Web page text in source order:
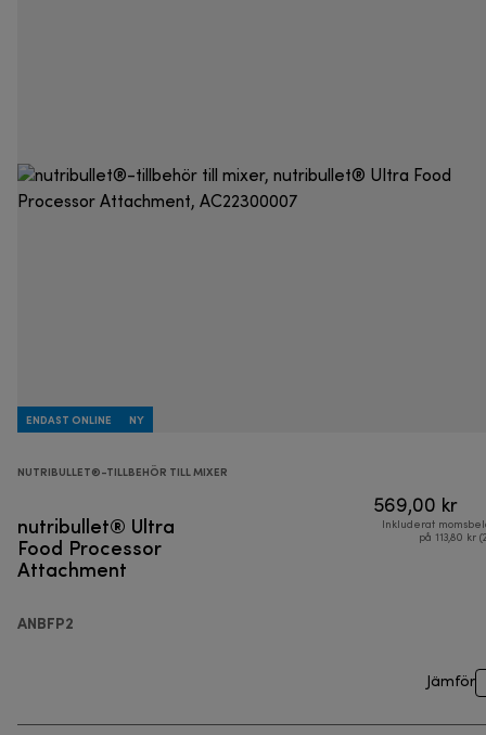
ENDAST ONLINE NY
NUTRIBULLET®-TILLBEHÖR TILL MIXER
nutribullet® Ultra
Food Processor
Attachment
ANBFP2
569,00 kr
Inkluderat
på 113,80 kr
Jämför